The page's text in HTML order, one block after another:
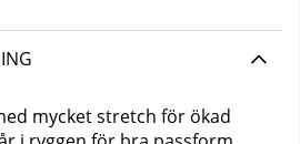
mycket stretch för ökad